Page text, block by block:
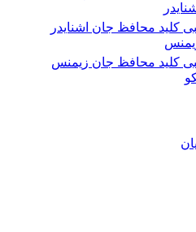
کلید محافظ جان اشنایدر
کلید محافظ جان زیمنس